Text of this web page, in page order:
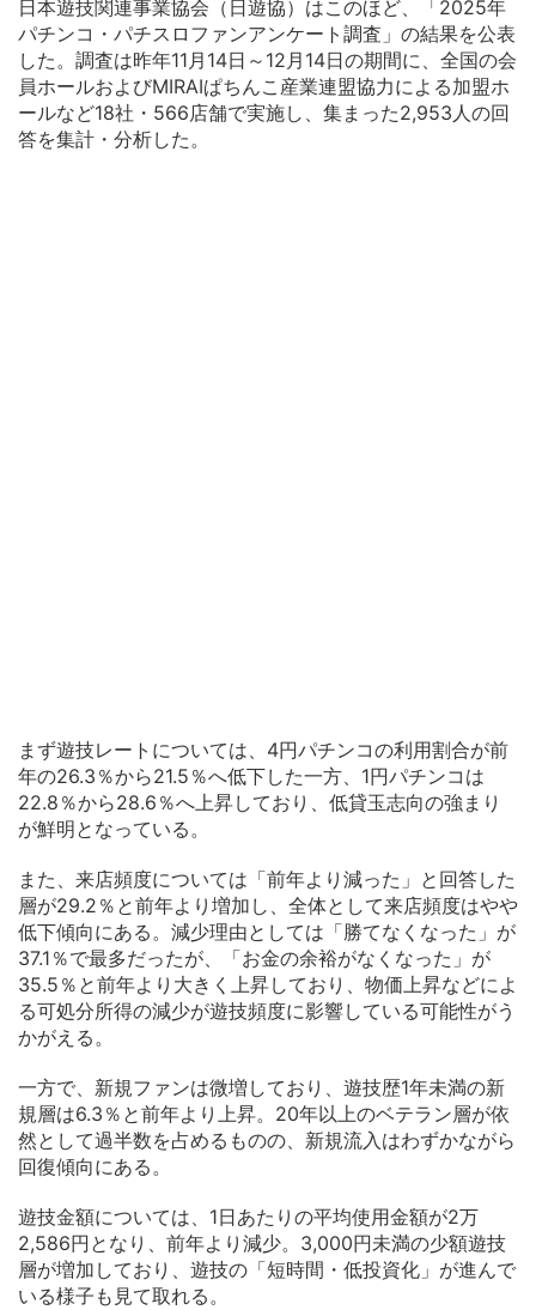
日本遊技関連事業協会（日遊協）はこのほど、「2025年
パチンコ・パチスロファンアンケート調査」の結果を公表
した。調査は昨年11月14日～12月14日の期間に、全国の会
員ホールおよびMIRAIぱちんこ産業連盟協力による加盟ホ
ールなど18社・566店舗で実施し、集まった2,953人の回
答を集計・分析した。
まず遊技レートについては、4円パチンコの利用割合が前
年の26.3％から21.5％へ低下した一方、1円パチンコは
22.8％から28.6％へ上昇しており、低貸玉志向の強まり
が鮮明となっている。
また、来店頻度については「前年より減った」と回答した
層が29.2％と前年より増加し、全体として来店頻度はやや
低下傾向にある。減少理由としては「勝てなくなった」が
37.1％で最多だったが、「お金の余裕がなくなった」が
35.5％と前年より大きく上昇しており、物価上昇などによ
る可処分所得の減少が遊技頻度に影響している可能性がう
かがえる。
一方で、新規ファンは微増しており、遊技歴1年未満の新
規層は6.3％と前年より上昇。20年以上のベテラン層が依
然として過半数を占めるものの、新規流入はわずかながら
回復傾向にある。
遊技金額については、1日あたりの平均使用金額が2万
2,586円となり、前年より減少。3,000円未満の少額遊技
層が増加しており、遊技の「短時間・低投資化」が進んで
いる様子も見て取れる。